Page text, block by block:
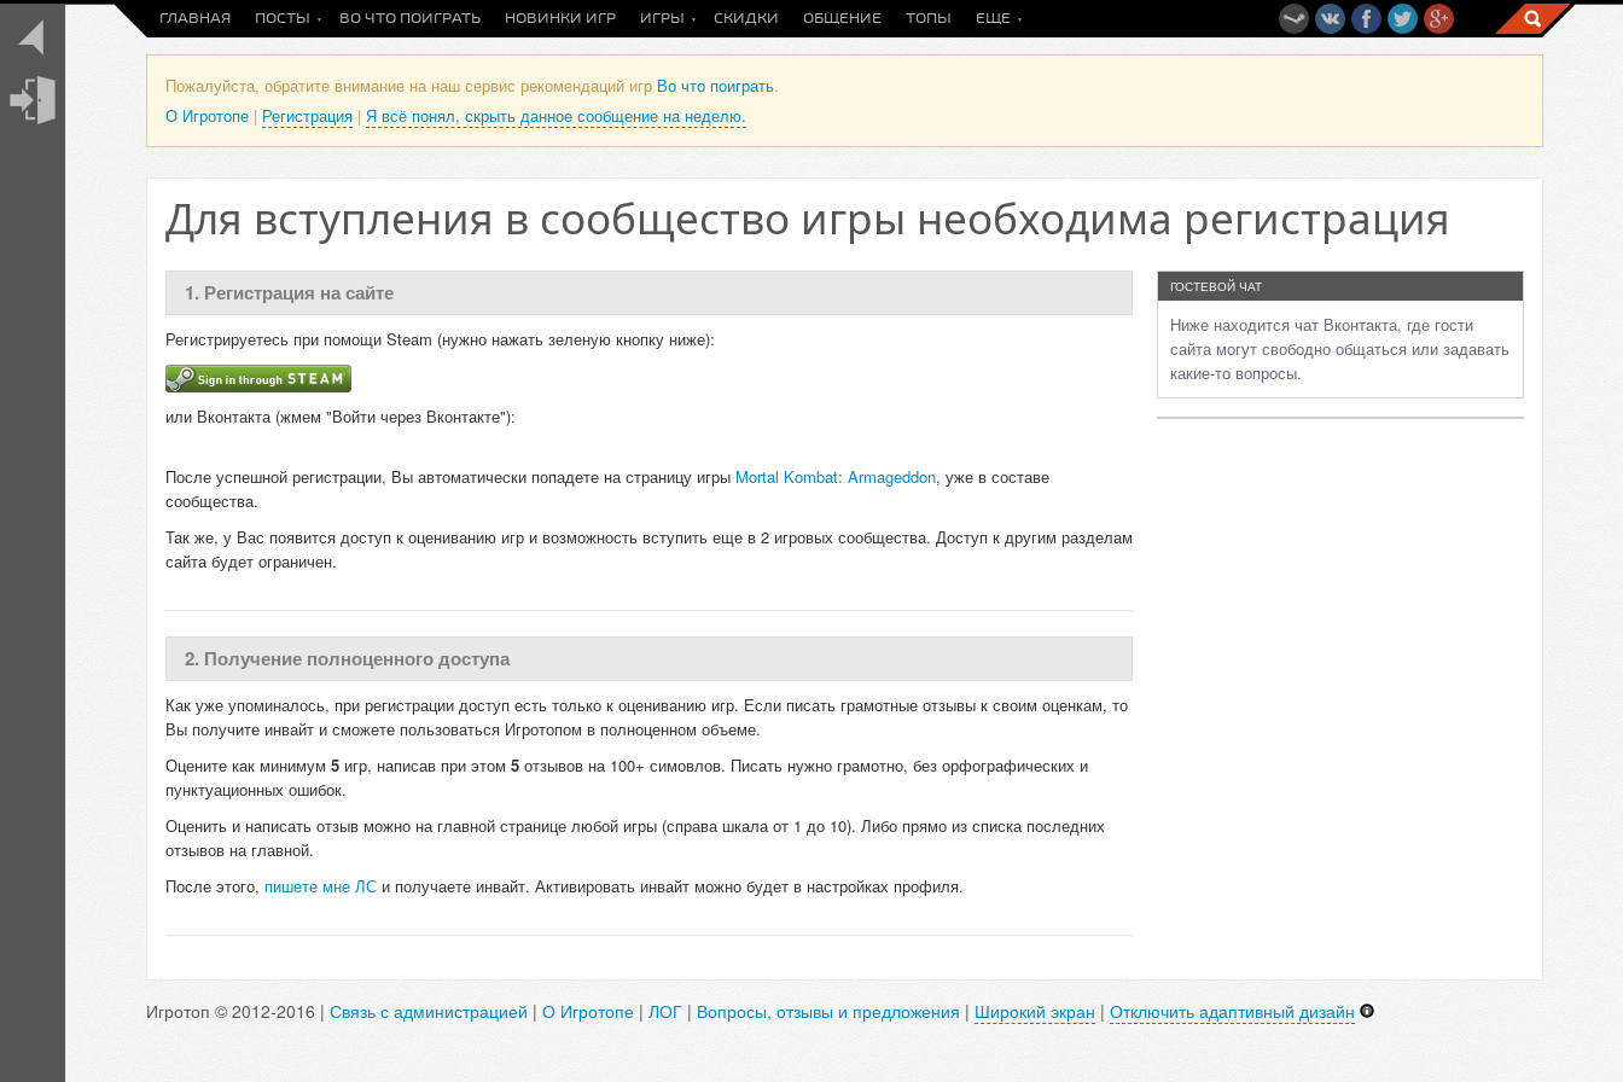
ГЛАВНАЯ ПОСТЫ ВО ЧТО ПОИГРАТЬ НОВИНКИ ИГР ИГРЫ СКИДКИ ОБЩЕНИЕ ТОПЫ ЕЩЕ
Пожалуйста, обратите внимание на наш сервис рекомендаций игр Во что поиграть.
О Игротопе | Регистрация | Я всё понял, скрыть данное сообщение на неделю.
Для вступления в сообщество игры необходима регистрация
1. Регистрация на сайте
Регистрируетесь при помощи Steam (нужно нажать зеленую кнопку ниже):
или Вконтакта (жмем "Войти через Вконтакте"):
После успешной регистрации, Вы автоматически попадете на страницу игры Mortal Kombat: Armageddon, уже в составе
сообщества.
Так же, у Вас появится доступ к оцениванию игр и возможность вступить еще в 2 игровых сообщества. Доступ к другим разделам
сайта будет ограничен.
2. Получение полноценного доступа
Как уже упоминалось, при регистрации доступ есть только к оцениванию игр. Если писать грамотные отзывы к своим оценкам, то
Вы получите инвайт и сможете пользоваться Игротопом в полноценном объеме.
Оцените как минимум 5 игр, написав при этом 5 отзывов на 100+ симовлов. Писать нужно грамотно, без орфографических и
пунктуационных ошибок.
Оценить и написать отзыв можно на главной странице любой игры (справа шкала от 1 до 10). Либо прямо из списка последних
отзывов на главной.
После этого, пишете мне ЛС и получаете инвайт. Активировать инвайт можно будет в настройках профиля.
ГОСТЕВОЙ ЧАТ
Ниже находится чат Вконтакта, где гости
сайта могут свободно общаться или задавать
какие-то вопросы.
Игротоп © 2012-2016 | Связь с администрацией | О Игротопе |ЛОГ | Вопросы, отзывы и предложения | Широкий экран | Отключить адаптивный дизайн